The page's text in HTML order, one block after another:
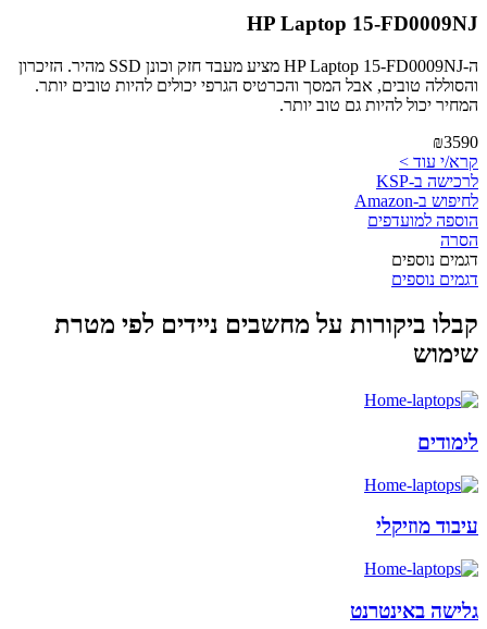
HP Laptop 15-FD0009NJ
ה-HP Laptop 15-FD0009NJ מציע מעבד חזק וכונן SSD מהיר. הזיכרון
והסוללה טובים, אבל המסך והכרטיס הגרפי יכולים להיות טובים יותר.
המחיר יכול להיות גם טוב יותר.
₪3590
קרא/י עוד >
לרכישה ב-KSP
לחיפוש ב-Amazon
הוספה למועדפים
הסרה
דגמים נוספים
דגמים נוספים
קבלו ביקורות על מחשבים ניידים לפי מטרת
שימוש
לימודים
עיבוד מוזיקלי
גלישה באינטרנט